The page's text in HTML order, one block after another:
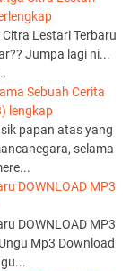
Lestari Terbaru
Jumpa lagi ni...
Sebuah Cerita
lengkap
papan atas yang
selama
DOWNLOAD MP3
DOWNLOAD MP3
Mp3 Download